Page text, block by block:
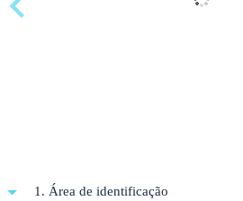
1. Área de identificação